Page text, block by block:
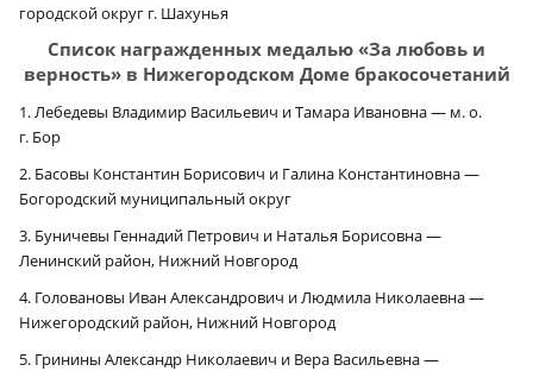
городской округ г. Шахунья
Список награжденных медалью «За любовь и
верность» в Нижегородском Доме бракосочетаний
1. Лебедевы Владимир Васильевич и Тамара Ивановна — м. о.
г. Бор
2. Басовы Константин Борисович и Галина Константиновна —
Богородский муниципальный округ
3. Буничевы Геннадий Петрович и Наталья Борисовна —
Ленинский район, Нижний Новгород
4. Головановы Иван Александрович и Людмила Николаевна —
Нижегородский район, Нижний Новгород
5. Гринины Александр Николаевич и Вера Васильевна —